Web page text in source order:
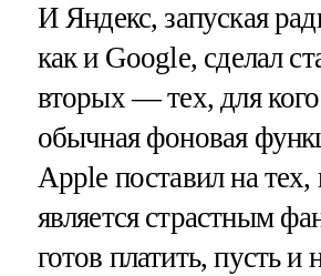
И Яндекс, запуская
как и Google, сделал
вторых — тех, для
обычная фоновая
Apple поставил на тех,
является страстным
готов платить, пусть и